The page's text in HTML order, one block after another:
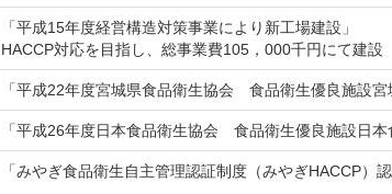
「平成15年度経営構造対策事業により新工場建設」
HACCP対応を目指し、総事業費105，000千円にて建設
「平成22年度宮城県食品衛生協会 食品衛生優良施設宮
「平成26年度日本食品衛生協会 食品衛生優良施設日本
「みやぎ食品衛生自主管理認証制度（みやぎHACCP）